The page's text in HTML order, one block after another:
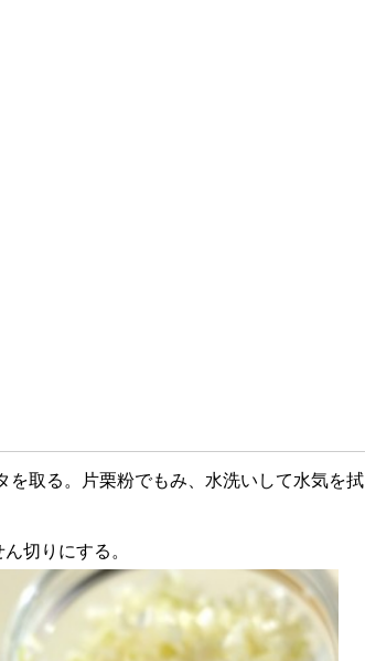
を取る。片栗粉でもみ、水洗いして水気を拭
切りにする。